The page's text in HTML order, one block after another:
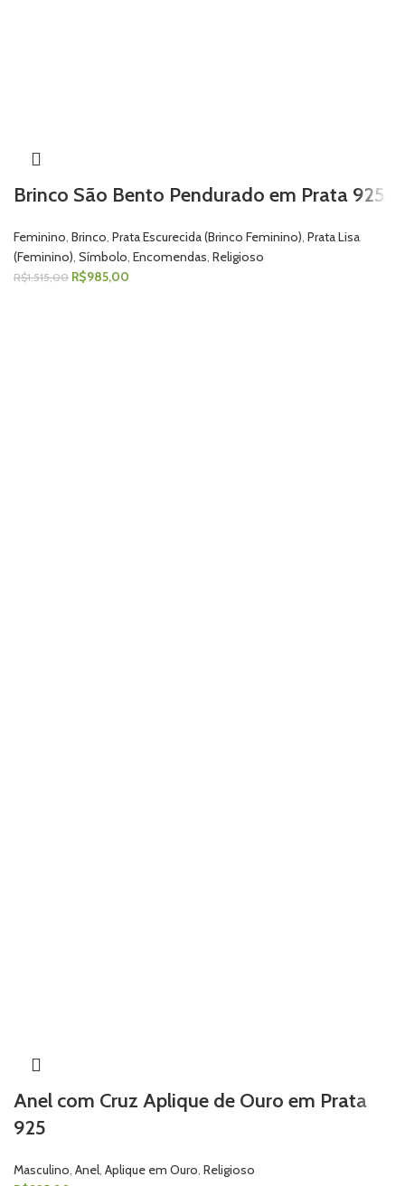
Brinco São Bento Pendurado em Prata 925
Feminino Brinco Prata Escurecida (Brinco Feminino) Prata Lisa
(Feminino) Símbolo Encomendas Religioso
R$1.515,00 R$985,00
Anel com Cruz Aplique de Ouro em Prata
925
Masculino Anel Aplique em Ouro Religioso